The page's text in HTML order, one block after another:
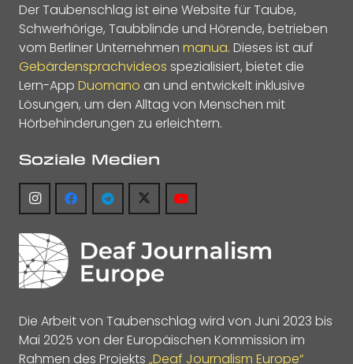
Der Taubenschlag ist eine Website für Taube,
Schwerhörige, Taubblinde und Hörende, betrieben
vom Berliner Unternehmen manua. Dieses ist auf
Gebärdensprachvideos spezialisiert, bietet die
Lern-App Duomano an und entwickelt inklusive
Lösungen, um den Alltag von Menschen mit
Hörbehinderungen zu erleichtern.
Soziale Medien
Die Arbeit von Taubenschlag wird von Juni 2023 bis
Mai 2025 von der Europäischen Kommission im
Rahmen des Projekts „Deaf Journalism Europe“